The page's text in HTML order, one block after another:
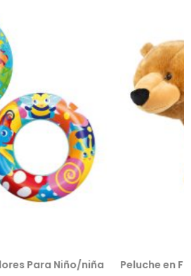
Para Niño/niña
Peluche en